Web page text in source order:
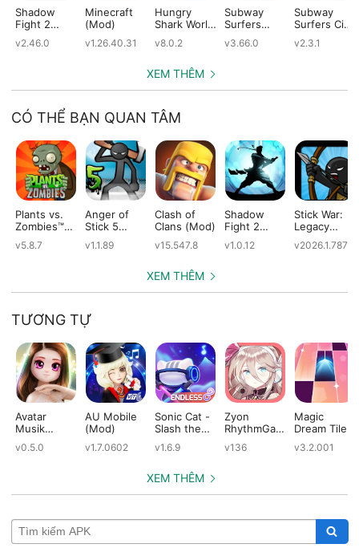
Shadow
Fight 2
v2.46.0
Minecraft
(Mod)
v1.26.40.31
Hungry
Shark World
v8.0.2
Subway
Surfers
v3.66.0
Subway
Surfers City
v2.3.1
XEM THÊM
CÓ THỂ BẠN QUAN TÂM
Plants vs.
Zombies™
v5.8.7
Anger of
Stick 5
v1.1.89
Clash of
Clans (Mod)
v15.547.8
Shadow
Fight 2
Edition
v1.0.12
Stick War:
Legacy
v2026.1.787
XEM THÊM
TƯƠNG TỰ
Avatar
Musik
v0.5.0
AU Mobile
(Mod)
v1.7.0602
Sonic Cat -
Slash the
v1.6.9
Zyon
RhythmGam
v136
Magic
Dream Tiles
v3.2.001
XEM THÊM